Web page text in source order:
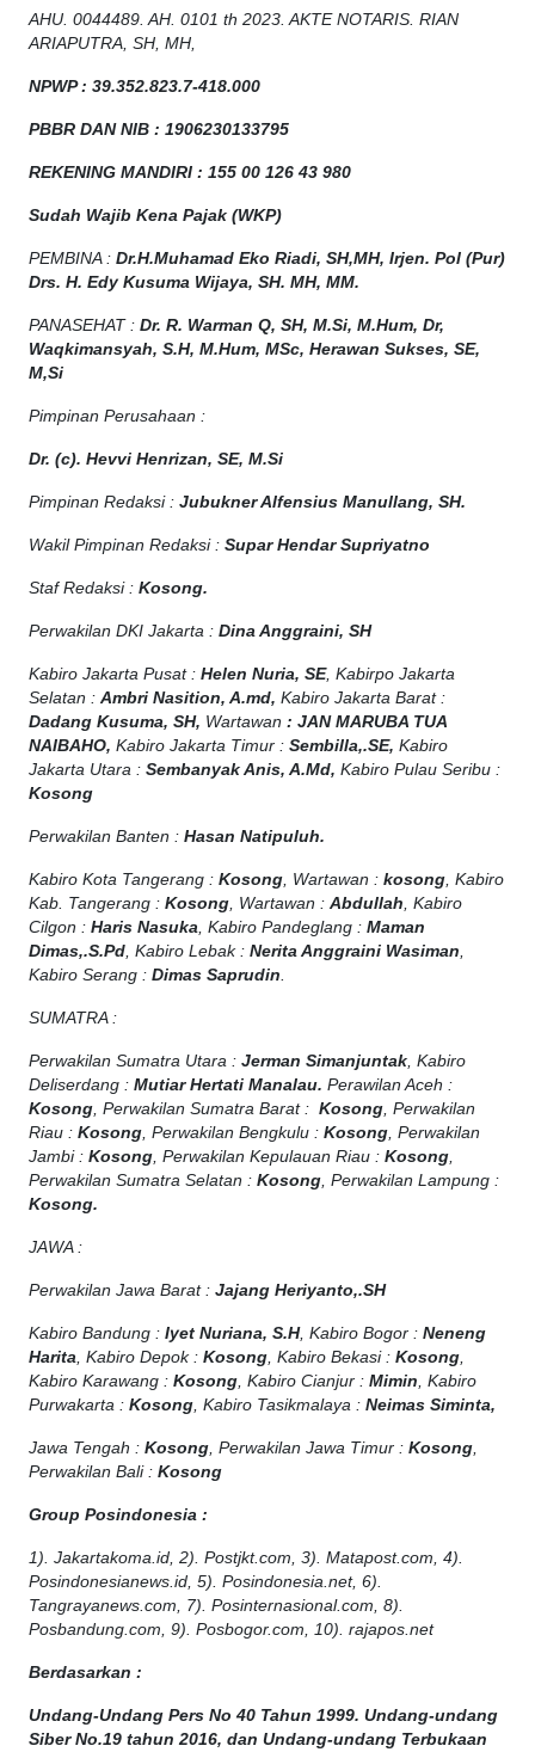
AHU. 0044489. AH. 0101 th 2023. AKTE NOTARIS. RIAN
ARIAPUTRA, SH, MH,
NPWP: 39.352.823.7-418.000
PBBR DAN NIB : 1906230133795
REKENING MANDIRI : 155 00 126 43 980
Sudah Wajib Kena Pajak (WKP)
PEMBINA : Dr.H.Muhamad Eko Riadi, SH,MH, Irjen. Pol (Pur)
Drs. H. Edy Kusuma Wijaya, SH. MH, MM.
PANASEHAT : Dr. R. Warman Q, SH, M.Si, M.Hum, Dr,
Waqkimansyah, S.H, M.Hum, MSc, Herawan Sukses, SE,
M,Si
Pimpinan Perusahaan :
Dr. (c). Hevvi Henrizan, SE, M.Si
Pimpinan Redaksi : Jubukner Alfensius Manullang, SH.
Wakil Pimpinan Redaksi : Supar Hendar Supriyatno
Staf Redaksi : Kosong.
Perwakilan DKI Jakarta : Dina Anggraini, SH
Kabiro Jakarta Pusat : Helen Nuria, SE, Kabirpo Jakarta
Selatan : Ambri Nasition, A.md, Kabiro Jakarta Barat :
Dadang Kusuma, SH, Wartawan : JAN MARUBA TUA
NAIBAHO, Kabiro Jakarta Timur : Sembilla,.SE, Kabiro
Jakarta Utara : Sembanyak Anis, A.Md, Kabiro Pulau Seribu :
Kosong
Perwakilan Banten : Hasan Natipuluh.
Kabiro Kota Tangerang : Kosong , Wartawan : kosong , Kabiro
Kab. Tangerang : Kosong , Wartawan : Abdullah , Kabiro
Cilgon : Haris Nasuka , Kabiro Pandeglang : Maman
Dimas,.S.Pd , Kabiro Lebak : Nerita Anggraini Wasiman
Kabiro Serang : Dimas Saprudin
SUMATRA :
Perwakilan Sumatra Utara : Jerman Simanjuntak , Kabiro
Deliserdang : Mutiar Hertati Manalau. Perawilan Aceh :
Kosong , Perwakilan Sumatra Barat : Kosong , Perwakilan
Riau : Kosong , Perwakilan Bengkulu : Kosong , Perwakilan
Jambi : Kosong , Perwakilan Kepulauan Riau : Kosong
Perwakilan Sumatra Selatan : Kosong , Perwakilan Lampung :
Kosong.
JAWA :
Perwakilan Jawa Barat : Jajang Heriyanto,.SH
Kabiro Bandung : Iyet Nuriana, S.H, Kabiro Bogor : Neneng
Harita , Kabiro Depok : Kosong , Kabiro Bekasi : Kosong
Kabiro Karawang : Kosong , Kabiro Cianjur : Mimin , Kabiro
Purwakarta : Kosong , Kabiro Tasikmalaya : Neimas Siminta,
Jawa Tengah : Kosong , Perwakilan Jawa Timur : Kosong
Perwakilan Bali : Kosong
Group Posindonesia :
1). Jakartakoma.id, 2). Postjkt.com, 3). Matapost.com, 4).
Posindonesianews.id, 5). Posindonesia.net, 6).
Tangrayanews.com, 7). Posinternasional.com, 8).
Posbandung.com, 9). Posbogor.com, 10). rajapos.net
Berdasarkan :
Undang-Undang Pers No 40 Tahun 1999. Undang-undang
Siber No.19 tahun 2016, dan Undang-undang Terbukaan